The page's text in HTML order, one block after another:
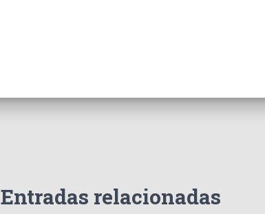
Entradas relacionadas